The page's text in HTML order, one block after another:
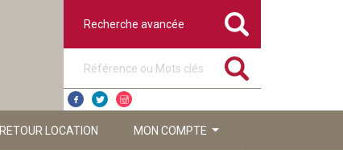
Recherche avancée
RETOUR LOCATION MON COMPTE